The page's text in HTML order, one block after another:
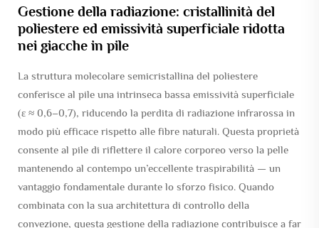
Gestione della radiazione: cristallinità del
poliestere ed emissività superficiale ridotta
nei giacche in pile
La struttura molecolare semicristallina del poliestere
conferisce al pile una intrinseca bassa emissività superficiale
(ε ≈ 0,6–0,7), riducendo la perdita di radiazione infrarossa in
modo più efficace rispetto alle fibre naturali. Questa proprietà
consente al pile di riflettere il calore corporeo verso la pelle
mantenendo al contempo un’eccellente traspirabilità — un
vantaggio fondamentale durante lo sforzo fisico. Quando
combinata con la sua architettura di controllo della
convezione, questa gestione della radiazione contribuisce a far